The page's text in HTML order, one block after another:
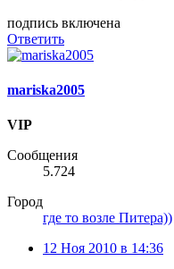
подпись включена
Ответить
mariska2005
VIP
Сообщения
5.724
Город
где то возле Питера))
12 Ноя 2010 в 14:36